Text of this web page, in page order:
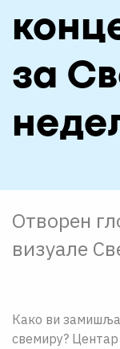
LAT
за
Отворен
визуале
Како ви
свемиру?